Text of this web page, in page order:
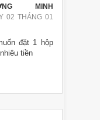
MINH
02 THÁNG 01
đặt 1 hộp
tiền